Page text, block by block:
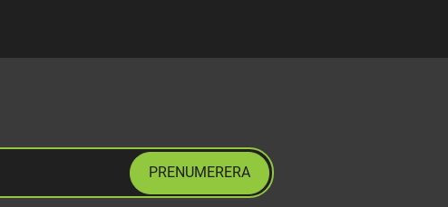
PRENUMERERA